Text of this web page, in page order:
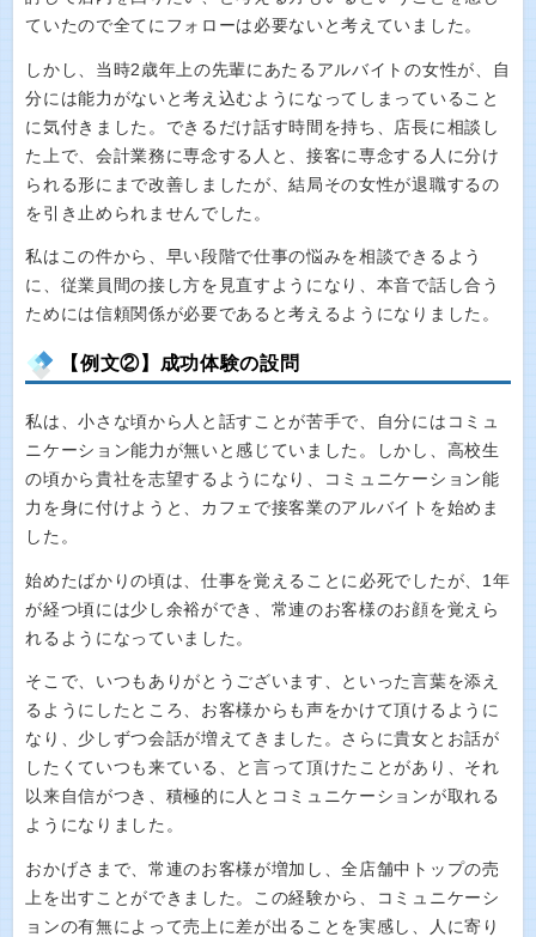
ていたので全てにフォローは必要ないと考えていました。
しかし、当時2歳年上の先輩にあたるアルバイトの女性が、自
分には能力がないと考え込むようになってしまっていること
に気付きました。できるだけ話す時間を持ち、店長に相談し
た上で、会計業務に専念する人と、接客に専念する人に分け
られる形にまで改善しましたが、結局その女性が退職するの
を引き止められませんでした。
私はこの件から、早い段階で仕事の悩みを相談できるよう
に、従業員間の接し方を見直すようになり、本音で話し合う
ためには信頼関係が必要であると考えるようになりました。
【例文②】成功体験の設問
私は、小さな頃から人と話すことが苦手で、自分にはコミュ
ニケーション能力が無いと感じていました。しかし、高校生
の頃から貴社を志望するようになり、コミュニケーション能
力を身に付けようと、カフェで接客業のアルバイトを始めま
した。
始めたばかりの頃は、仕事を覚えることに必死でしたが、1年
が経つ頃には少し余裕ができ、常連のお客様のお顔を覚えら
れるようになっていました。
そこで、いつもありがとうございます、といった言葉を添え
るようにしたところ、お客様からも声をかけて頂けるように
なり、少しずつ会話が増えてきました。さらに貴女とお話が
したくていつも来ている、と言って頂けたことがあり、それ
以来自信がつき、積極的に人とコミュニケーションが取れる
ようになりました。
おかげさまで、常連のお客様が増加し、全店舗中トップの売
上を出すことができました。この経験から、コミュニケーシ
ョンの有無によって売上に差が出ることを実感し、人に寄り